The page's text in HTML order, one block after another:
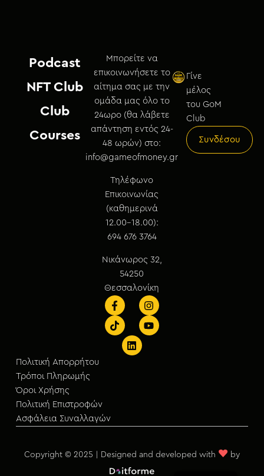
Podcast
NFT Club
Club
Courses
Μπορείτε να
επικοινωνήσετε το
αίτημα σας με την
ομάδα μας όλο το
24ωρο (θα λάβετε
απάντηση εντός 24-
48 ωρών) στο:
info@gameofmoney.gr
Τηλέφωνο
Επικοινωνίας
(καθημερινά
12.00-18.00):
694 676 3764
Νικάνωρος 32,
54250
Θεσσαλονίκη
Γίνε
μέλος
του GoM
Club
Συνδέσου
Πολιτική Απορρήτου
Τρόποι Πληρωμής
Όροι Χρήσης
Πολιτική Επιστροφών
Ασφάλεια Συναλλαγών
Copyright © 2025 | Designed and developed with ♥ by